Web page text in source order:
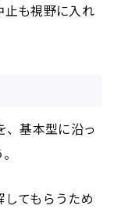
止も視野に入れ
、基本型に沿っ
てもらうため